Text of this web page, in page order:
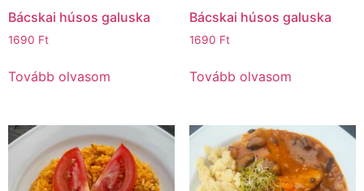
Bácskai húsos galuska
1690 Ft
Tovább olvasom
Bácskai húsos galuska
1690 Ft
Tovább olvasom